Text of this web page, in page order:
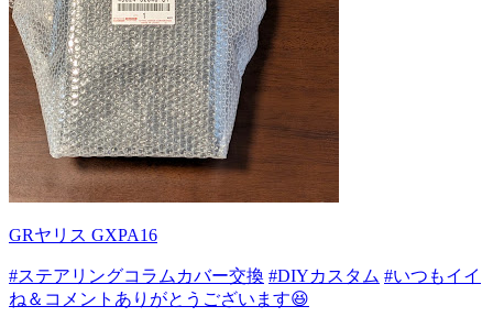
GRヤリス GXPA16
#ステアリングコラムカバー交換 #DIYカスタム #いつもイイ
ね＆コメントありがとうございます😆